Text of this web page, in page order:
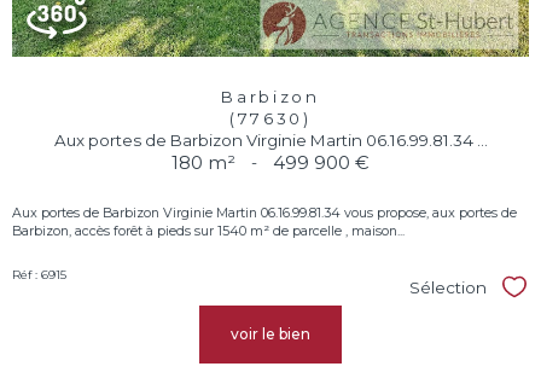
Barbizon
(77630)
Aux portes de Barbizon Virginie Martin 06.16.99.81.34 ...
180 m² - 499 900 €
Aux portes de Barbizon Virginie Martin 06.16.99.81.34 vous propose, aux portes de
Barbizon, accès forêt à pieds sur 1540 m² de parcelle , maison...
Réf : 6915
Sélection
voir le bien